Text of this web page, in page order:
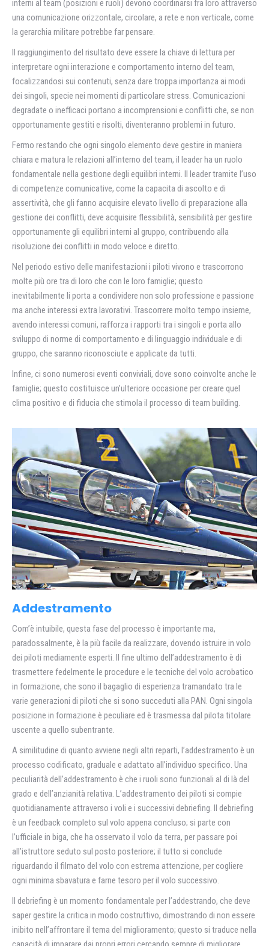
interni al team (posizioni e ruoli) devono coordinarsi fra loro attraverso
una comunicazione orizzontale, circolare, a rete e non verticale, come
la gerarchia militare potrebbe far pensare.
Il raggiungimento del risultato deve essere la chiave di lettura per
interpretare ogni interazione e comportamento interno del team,
focalizzandosi sui contenuti, senza dare troppa importanza ai modi
dei singoli, specie nei momenti di particolare stress. Comunicazioni
degradate o inefficaci portano a incomprensioni e conflitti che, se non
opportunamente gestiti e risolti, diventeranno problemi in futuro.
Fermo restando che ogni singolo elemento deve gestire in maniera
chiara e matura le relazioni all’interno del team, il leader ha un ruolo
fondamentale nella gestione degli equilibri interni. Il leader tramite l’uso
di competenze comunicative, come la capacita di ascolto e di
assertività, che gli fanno acquisire elevato livello di preparazione alla
gestione dei conflitti, deve acquisire flessibilità, sensibilità per gestire
opportunamente gli equilibri interni al gruppo, contribuendo alla
risoluzione dei conflitti in modo veloce e diretto.
Nel periodo estivo delle manifestazioni i piloti vivono e trascorrono
molte più ore tra di loro che con le loro famiglie; questo
inevitabilmente li porta a condividere non solo professione e passione
ma anche interessi extra lavorativi. Trascorrere molto tempo insieme,
avendo interessi comuni, rafforza i rapporti tra i singoli e porta allo
sviluppo di norme di comportamento e di linguaggio individuale e di
gruppo, che saranno riconosciute e applicate da tutti.
Infine, ci sono numerosi eventi conviviali, dove sono coinvolte anche le
famiglie; questo costituisce un’ulteriore occasione per creare quel
clima positivo e di fiducia che stimola il processo di team building.
Addestramento
Com’è intuibile, questa fase del processo è importante ma,
paradossalmente, è la più facile da realizzare, dovendo istruire in volo
dei piloti mediamente esperti. Il fine ultimo dell’addestramento è di
trasmettere fedelmente le procedure e le tecniche del volo acrobatico
in formazione, che sono il bagaglio di esperienza tramandato tra le
varie generazioni di piloti che si sono succeduti alla PAN. Ogni singola
posizione in formazione è peculiare ed è trasmessa dal pilota titolare
uscente a quello subentrante.
A similitudine di quanto avviene negli altri reparti, l’addestramento è un
processo codificato, graduale e adattato all’individuo specifico. Una
peculiarità dell’addestramento è che i ruoli sono funzionali al di là del
grado e dell’anzianità relativa. L’addestramento dei piloti si compie
quotidianamente attraverso i voli e i successivi debriefing. Il debriefing
è un feedback completo sul volo appena concluso; si parte con
l’ufficiale in biga, che ha osservato il volo da terra, per passare poi
all’istruttore seduto sul posto posteriore; il tutto si conclude
riguardando il filmato del volo con estrema attenzione, per cogliere
ogni minima sbavatura e farne tesoro per il volo successivo.
Il debriefing è un momento fondamentale per l’addestrando, che deve
saper gestire la critica in modo costruttivo, dimostrando di non essere
inibito nell’affrontare il tema del miglioramento; questo si traduce nella